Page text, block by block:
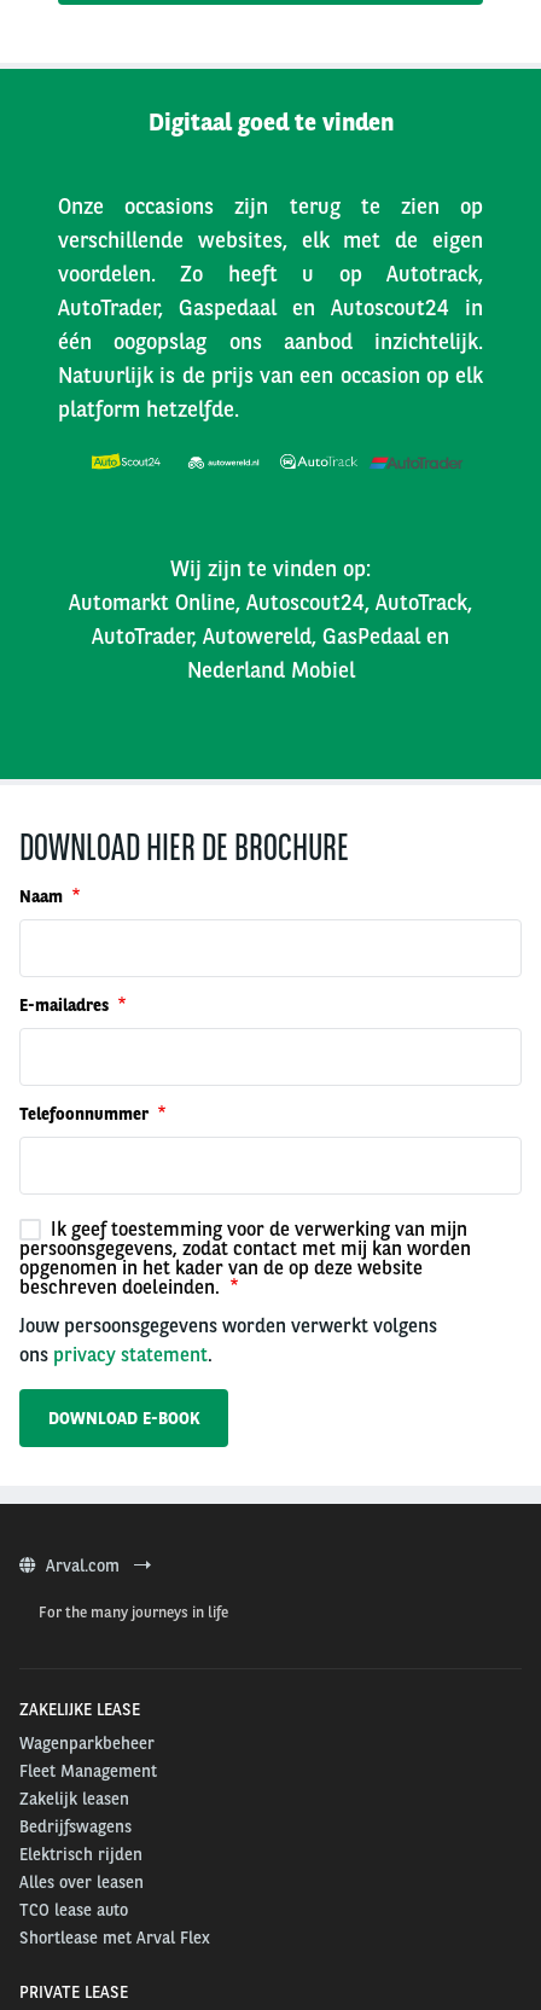
Digitaal goed te vinden
Onze occasions zijn terug te zien op
verschillende websites, elk met de eigen
voordelen. Zo heeft u op Autotrack,
AutoTrader, Gaspedaal en Autoscout24 in
één oogopslag ons aanbod inzichtelijk.
Natuurlijk is de prijs van een occasion op elk
platform hetzelfde.
Wij zijn te vinden op:
Automarkt Online, Autoscout24, AutoTrack,
AutoTrader, Autowereld, GasPedaal en
Nederland Mobiel
DOWNLOAD HIER DE BROCHURE
Naam
E-mailadres
Telefoonnummer
Ik geef toestemming voor de verwerking van mijn
persoonsgegevens, zodat contact met mij kan worden
opgenomen in het kader van de op deze website
beschreven doeleinden.
Jouw persoonsgegevens worden verwerkt volgens
ons privacy statement.
Arval.com
For the many journeys in life
ZAKELIJKE LEASE
Wagenparkbeheer
Fleet Management
Zakelijk leasen
Bedrijfswagens
Elektrisch rijden
Alles over leasen
TCO lease auto
Shortlease met Arval Flex
PRIVATE LEASE